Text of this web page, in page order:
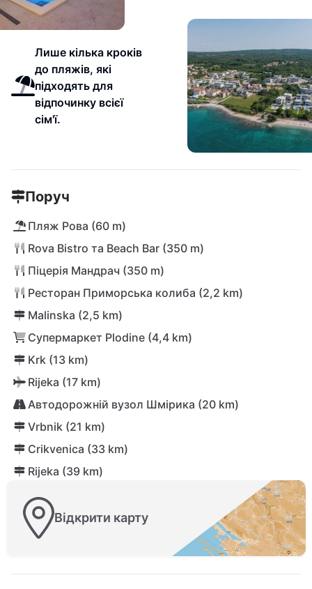
Лише кілька кроків
до пляжів, які
підходять для
відпочинку всієї
сім'ї.
Поруч
Пляж Рова (60 m)
Rova Bistro та Beach Bar (350 m)
Піцерія Мандрач (350 m)
Ресторан Приморська колиба (2,2 km)
Malinska (2,5 km)
Супермаркет Plodine (4,4 km)
Krk (13 km)
Rijeka (17 km)
Автодорожній вузол Шмірика (20 km)
Vrbnik (21 km)
Crikvenica (33 km)
Rijeka (39 km)
Відкрити карту